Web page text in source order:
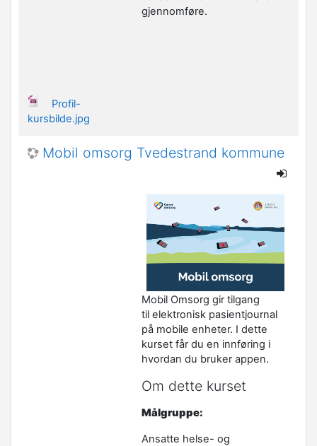
gjennomføre.
Profil-
kursbilde.jpg
Mobil omsorg Tvedestrand kommune
Mobil Omsorg gir tilgang
til elektronisk pasientjournal
på mobile enheter. I dette
kurset får du en innføring i
hvordan du bruker appen.
Om dette kurset
Målgruppe:
Ansatte helse- og